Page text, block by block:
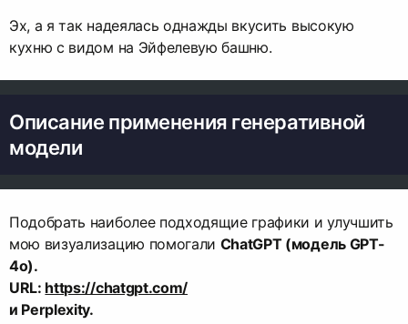
Эх, а я так надеялась однажды вкусить высокую
кухню с видом на Эйфелевую башню.
Описание применения генеративной
модели
Подобрать наиболее подходящие графики и улучшить
мою визуализацию помогали ChatGPT (модель GPT-
4o).
URL: https://chatgpt.com/
и Perplexity.